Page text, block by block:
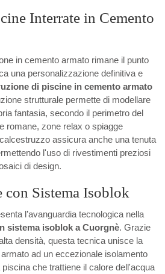
Interrate in Cemento
in cemento armato rimane il punto
una personalizzazione definitiva e
di piscine in cemento armato
strutturale permette di modellare
fantasia, secondo il perimetro del
romane, zone relax o spiagge
assicura anche una tenuta
l'uso di rivestimenti preziosi
di design.
con Sistema Isoblok
l’avanguardia tecnologica nella
sistema isoblok a Cuorgnè. Grazie
densità, questa tecnica unisce la
ad un eccezionale isolamento
che trattiene il calore dell'acqua